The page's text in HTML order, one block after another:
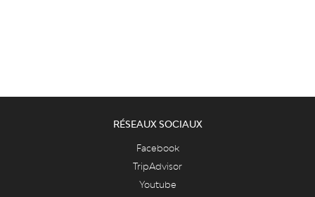
RÉSEAUX SOCIAUX
Facebook
TripAdvisor
Youtube